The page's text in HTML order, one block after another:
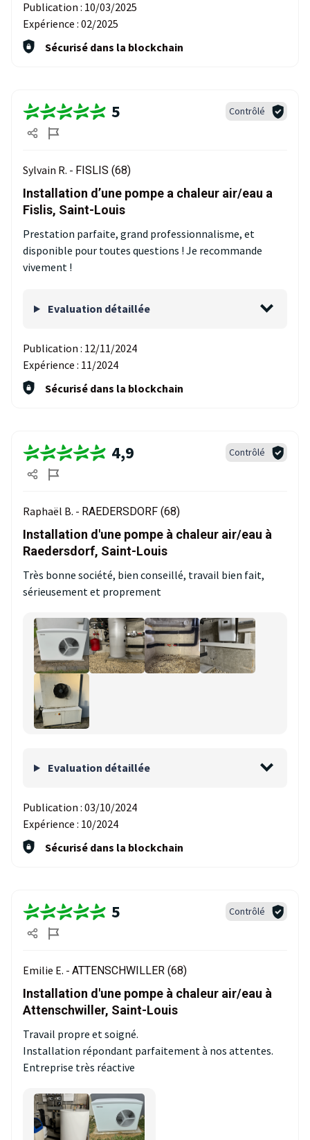
Publication : 10/03/2025
Expérience : 02/2025
Sécurisé dans la blockchain
5 Contrôlé
Sylvain R. - FISLIS (68)
Installation d’une pompe a chaleur air/eau a
Fislis, Saint-Louis
Prestation parfaite, grand professionnalisme, et
disponible pour toutes questions ! Je recommande
vivement !
Evaluation détaillée
Publication : 12/11/2024
Expérience : 11/2024
Sécurisé dans la blockchain
4,9 Contrôlé
Raphaël B. - RAEDERSDORF (68)
Installation d'une pompe à chaleur air/eau à
Raedersdorf, Saint-Louis
Très bonne société, bien conseillé, travail bien fait,
sérieusement et proprement
Evaluation détaillée
Publication : 03/10/2024
Expérience : 10/2024
Sécurisé dans la blockchain
5 Contrôlé
Emilie E. - ATTENSCHWILLER (68)
Installation d'une pompe à chaleur air/eau à
Attenschwiller, Saint-Louis
Travail propre et soigné.
Installation répondant parfaitement à nos attentes.
Entreprise très réactive